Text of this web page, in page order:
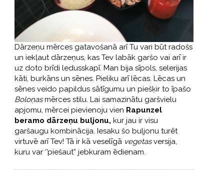
Dārzeņu mērces gatavošanā arī Tu vari būt radošs
un iekļaut dārzeņus, kas Tev labāk garšo vai arī ir
uz doto brīdi ledusskapī. Man bija sīpols, selerijas
kāti, burkāns un sēnes. Pieliku arī lēcas. Lēcas un
sēnes veido papildus sātīgumu un piešķir to īpašo
Boloņasmērces stilu. Lai samazinātu garšvielu
apjomu, mērcei pievienoju vien Rapunzel
beramo dārzeņu buljonu, kur jau ir visu
garšaugu kombinācija. Iesaku šo buljonu turēt
virtuvē arī Tev! Tā ir kā veselīgā vegetasversija,
kuru var ‘’piešaut” jebkuram ēdienam.